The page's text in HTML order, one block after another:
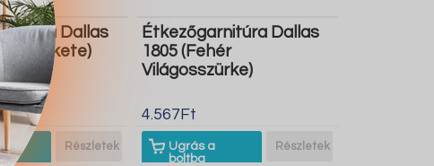
Dallas
Fekete)
Részletek
Étkezőgarnitúra Dallas
1805 (Fehér
Világosszürke)
4.567Ft
Ugrás a
boltba
Részletek